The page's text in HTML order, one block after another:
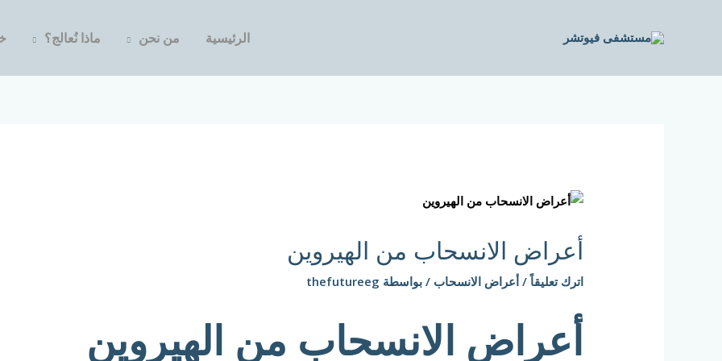
الرئيسية من نحن ماذا نُعالج؟
أعراض الانسحاب من الهيروين
اترك تعليقاً /أعراض الانسحاب / بواسطة thefutureeg
أعراض الانسحاب من الهيروين